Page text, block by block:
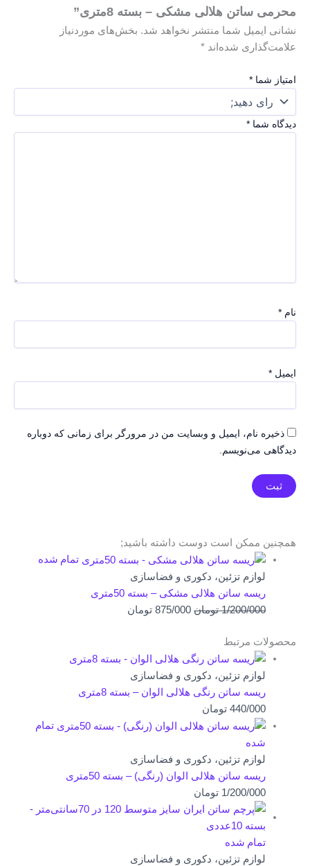
محرمی ساتن هلالی مشکی – بسته 8متری”
نشانی ایمیل شما منتشر نخواهد شد. بخش‌های موردنیاز
علامت‌گذاری شده‌اند *
امتیاز شما *
دیدگاه شما *
نام *
ایمیل *
ذخیره نام، ایمیل و وبسایت من در مرورگر برای زمانی که دوباره
دیدگاهی می‌نویسم.
همچنین ممکن است دوست داشته باشید;
تمام شده
لوازم تزئین، دکوری و فضاسازی
ریسه ساتن هلالی مشکی – بسته 50متری
1/200/000 تومان قیمت
بود.
875/000 تومانقیمت
است.
محصولات مرتبط
لوازم تزئین، دکوری و فضاسازی
ریسه ساتن رنگی هلالی الوان – بسته 8متری
440/000 تومان
تمام
شده
لوازم تزئین، دکوری و فضاسازی
ریسه ساتن هلالی الوان (رنگی) – بسته 50متری
1/200/000 تومان
تمام شده
لوازم تزئین، دکوری و فضاسازی